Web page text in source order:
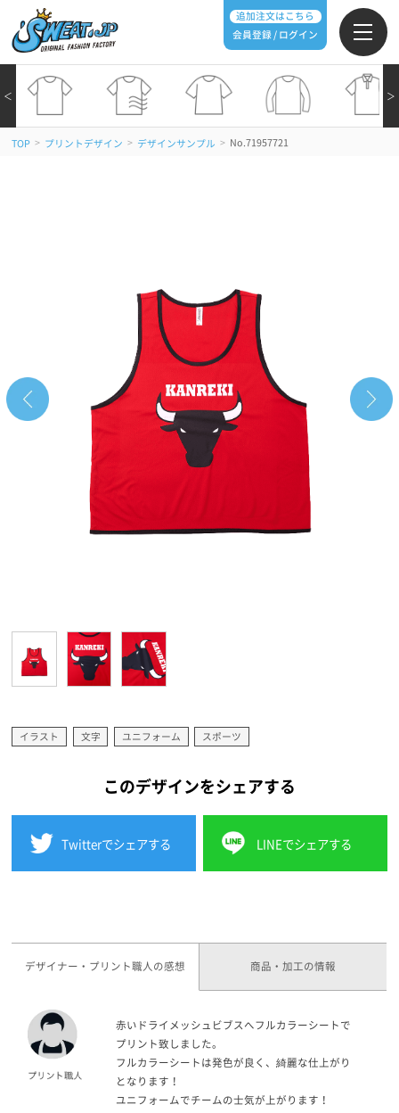
追加注文はこちら
会員登録 / ログイン
＞
＜
TOP > プリントデザイン > デザインサンプル > No.71957721
イラスト 文字 ユニフォーム スポーツ
このデザインをシェアする
Twitterでシェアする LINEでシェアする
デザイナー・プリント職人の感想 商品・加工の情報
赤いドライメッシュビブスへフルカラーシートで
プリント致しました。
フルカラーシートは発色が良く、綺麗な仕上がり
となります！
ユニフォームでチームの士気が上がります！